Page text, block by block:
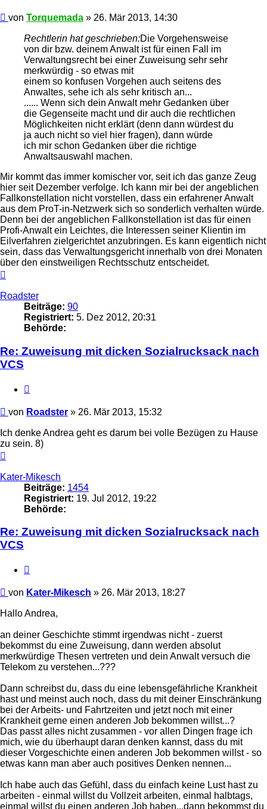
Beitrag
von Torquemada » 26. Mär 2013, 14:30
Rechtlerin hat geschrieben:Die Vorgehensweise
von dir bzw. deinem Anwalt ist für einen Fall im
Verwaltungsrecht bei einer Zuweisung sehr sehr
merkwürdig - so etwas mit
einem so konfusen Vorgehen auch seitens des
Anwaltes, sehe ich als sehr kritisch an...
...... Wenn sich dein Anwalt mehr Gedanken über
die Gegenseite macht und dir auch die rechtlichen
Möglichkeiten nicht erklärt (denn dann würdest du
ja auch nicht so viel hier fragen), dann würde
ich mir schon Gedanken über die richtige
Anwaltsauswahl machen.
Mir kommt das immer komischer vor, seit ich das ganze Zeug
hier seit Dezember verfolge. Ich kann mir bei der angeblichen
Fallkonstellation nicht vorstellen, dass ein erfahrener Anwalt
aus dem ProT-in-Netzwerk sich so sonderlich verhalten würde.
Denn bei der angeblichen Fallkonstellation ist das für einen
Profi-Anwalt ein Leichtes, die Interessen seiner Klientin im
Eilverfahren zielgerichtet anzubringen. Es kann eigentlich nicht
sein, dass das Verwaltungsgericht innerhalb von drei Monaten
über den einstweiligen Rechtsschutz entscheidet.
Roadster
Beiträge: 90
Registriert: 5. Dez 2012, 20:31
Behörde:
Re: Zuweisung mit dicken Sozialrucksack nach
VCS
Beitrag
von Roadster » 26. Mär 2013, 15:32
Ich denke Andrea geht es darum bei volle Bezügen zu Hause
zu sein. 8)
Kater-Mikesch
Beiträge: 1454
Registriert: 19. Jul 2012, 19:22
Behörde:
Re: Zuweisung mit dicken Sozialrucksack nach
VCS
Beitrag
von Kater-Mikesch » 26. Mär 2013, 18:27
Hallo Andrea,
an deiner Geschichte stimmt irgendwas nicht - zuerst
bekommst du eine Zuweisung, dann werden absolut
merkwürdige Thesen vertreten und dein Anwalt versuch die
Telekom zu verstehen...???
Dann schreibst du, dass du eine lebensgefährliche Krankheit
hast und meinst auch noch, dass du mit deiner Einschränkung
bei der Arbeits- und Fahrtzeiten und jetzt noch mit einer
Krankheit gerne einen anderen Job bekommen willst...?
Das passt alles nicht zusammen - vor allen Dingen frage ich
mich, wie du überhaupt daran denken kannst, dass du mit
dieser Vorgeschichte einen anderen Job bekommen willst - so
etwas kann man aber auch positives Denken nennen...
Ich habe auch das Gefühl, dass du einfach keine Lust hast zu
arbeiten - einmal willst du Vollzeit arbeiten, einmal halbtags,
einmal willst du einen anderen Job haben...dann bekommst du